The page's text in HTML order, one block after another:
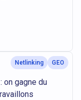
Netlinking GEO
on gagne du